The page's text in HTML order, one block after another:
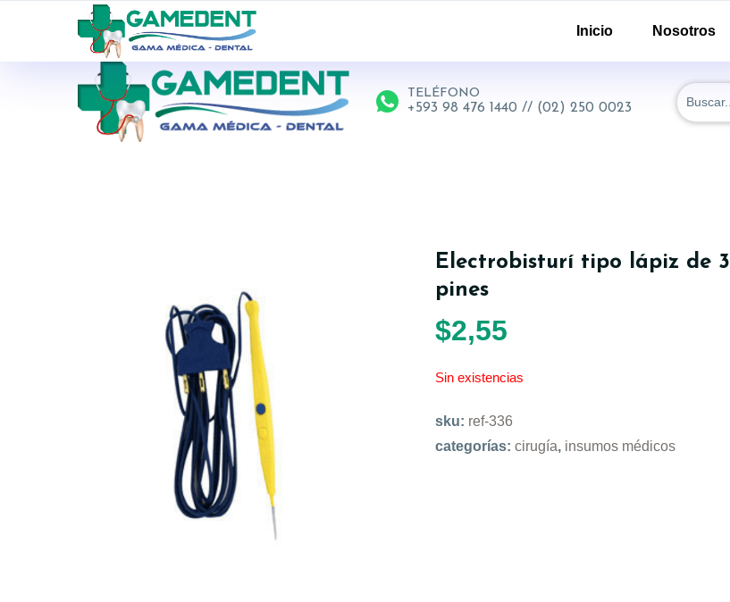
ventas@todolomedico.com
TELÉFONO
+593 98 476 1440 // (02) 250 0023
Inicio Nosotros
Electrobisturí tipo lápiz de 3
pines
$2,55
Sin existencias
sku: ref-336
categorías: cirugía, insumos médicos